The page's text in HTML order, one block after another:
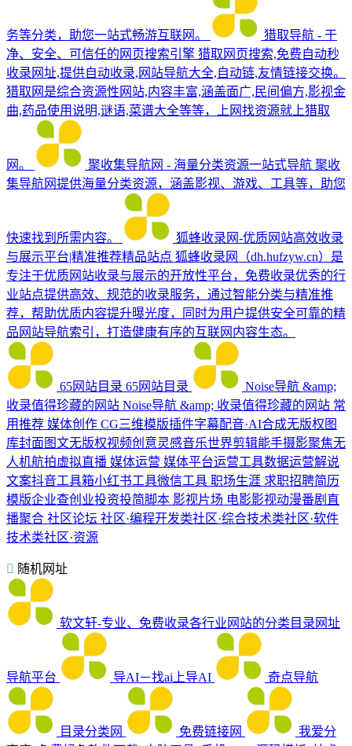
务等分类，助您一站式畅游互联网。
猎取导航 - 干
净、安全、可信任的网页搜索引擎 猎取网页搜索,免费自动秒
收录网址,提供自动收录,网站导航大全,自动链,友情链接交换。
猎取网是综合资源性网站,内容丰富,涵盖面广,民间偏方,影视金
曲,药品使用说明,谜语,菜谱大全等等，上网找资源就上猎取
网。 聚收集导航网 - 海量分类资源一站式导航 聚收
集导航网提供海量分类资源，涵盖影视、游戏、工具等，助您
快速找到所需内容。
狐蜂收录网-优质网站高效收录
与展示平台|精准推荐精品站点 狐蜂收录网（dh.hufzyw.cn）是
专注于优质网站收录与展示的开放性平台，免费收录优秀的行
业站点提供高效、规范的收录服务，通过智能分类与精准推
荐，帮助优质内容提升曝光度，同时为用户提供安全可靠的精
品网站导航索引，打造健康有序的互联网内容生态。
65网站目录 65网站目录
Noise导航 &amp;
收录值得珍藏的网站 Noise导航 &amp; 收录值得珍藏的网站 常
用推荐 媒体创作 CG三维模版插件字幕配音·AI合成无版权图
库封面图文无版权视频创意灵感音乐世界剪辑能手摄影聚焦无
人机航拍虚拟直播 媒体运营 媒体平台运营工具数据运营解说
文案抖音工具箱小红书工具微信工具 职场生涯 求职招聘简历
模版企业查创业投资投简脚本 影视片场 电影影视动漫番剧直
播聚合 社区论坛 社区·编程开发类社区·综合技术类社区·软件
技术类社区·资源
随机网址
软文轩-专业、免费收录各行业网站的分类目录网址
导航平台 导AI－找ai上导AI 奇点导航
目录分类网 免费链接网
我爱分